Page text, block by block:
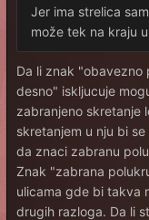
Jer ima strelica
može tek na kraju
Da li znak "obavezno
desno" iskljucuje
zabranjeno skretanje
skretanjem u nju bi
da znaci zabranu
Znak "zabrana
ulicama gde bi takva
drugih razloga. Da li